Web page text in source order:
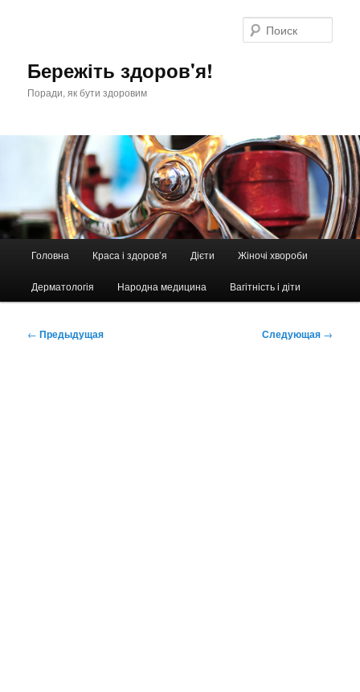
Бережіть здоров'я!
Поради, як бути здоровим
Головна Краса і здоров’я Дієти Жіночі хвороби
Дерматологія Народна медицина Вагітність і діти
Навигация
← Предыдущая Следующая →